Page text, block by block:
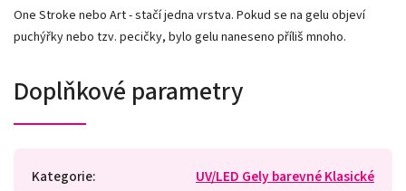
One Stroke nebo Art - stačí jedna vrstva. Pokud se na gelu objeví
puchýřky nebo tzv. pecičky, bylo gelu naneseno příliš mnoho.
Doplňkové parametry
Kategorie: UV/LED Gely barevné Klasické